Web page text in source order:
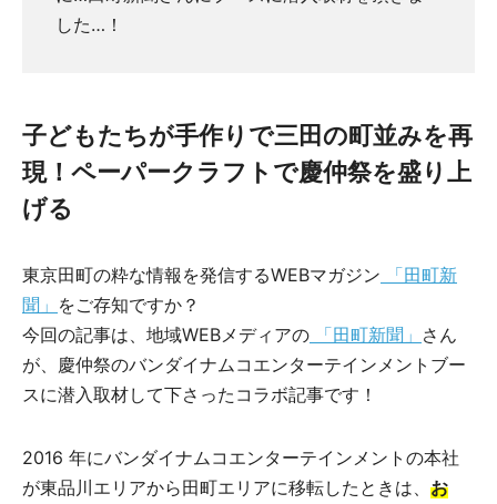
した…！
子どもたちが手作りで三田の町並みを再
現！ペーパークラフトで慶仲祭を盛り上
げる
東京田町の粋な情報を発信するWEBマガジン 「田町新
聞」 をご存知ですか？
今回の記事は、地域WEBメディアの 「田町新聞」 さん
が、慶仲祭のバンダイナムコエンターテインメントブー
スに潜入取材して下さったコラボ記事です！
2016 年にバンダイナムコエンターテインメントの本社
が東品川エリアから田町エリアに移転したときは、 お